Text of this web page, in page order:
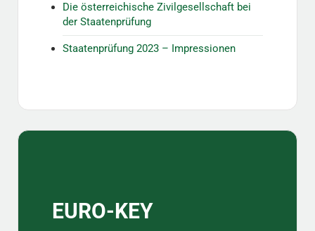
Die österreichische Zivilgesellschaft bei
der Staatenprüfung
Staatenprüfung 2023 – Impressionen
EURO-KEY